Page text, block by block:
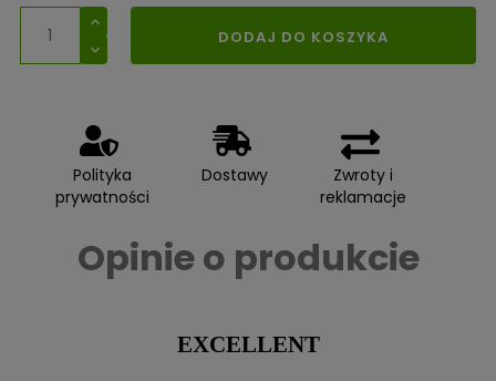
DODAJ DO KOSZYKA
Polityka
prywatności
Dostawy
Zwroty i
reklamacje
Opinie o produkcie
EXCELLENT